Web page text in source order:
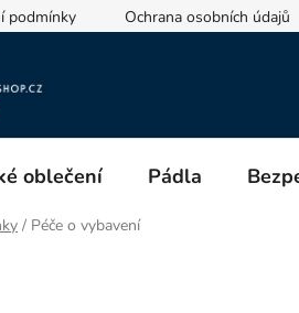
podmínky Ochrana osobních údajů
oblečení Pádla
/ Péče o vybavení